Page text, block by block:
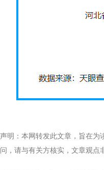
声明：本网转发此文章，旨在为
问，请与有关方核实，文章观点